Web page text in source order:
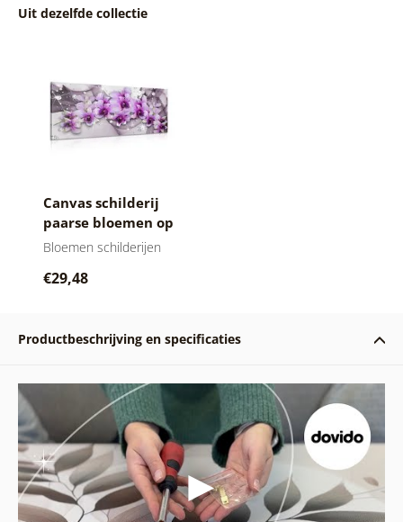
Uit dezelfde collectie
Canvas schilderij
paarse bloemen op
abstracte
Bloemen schilderijen
€29,48
Productbeschrijving en specificaties